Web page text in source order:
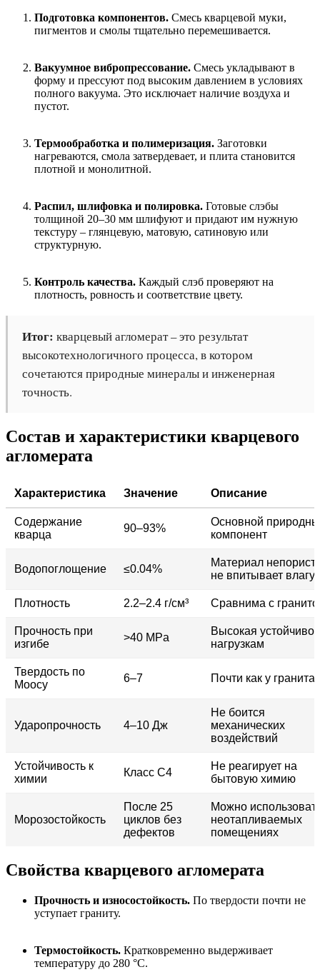
Подготовка компонентов. Смесь кварцевой муки,
пигментов и смолы тщательно перемешивается.
Вакуумное вибропрессование. Смесь укладывают в
форму и прессуют под высоким давлением в условиях
полного вакуума. Это исключает наличие воздуха и
пустот.
Термообработка и полимеризация. Заготовки
нагреваются, смола затвердевает, и плита становится
плотной и монолитной.
Распил, шлифовка и полировка. Готовые слэбы
толщиной 20–30 мм шлифуют и придают им нужную
текстуру – глянцевую, матовую, сатиновую или
структурную.
Контроль качества. Каждый слэб проверяют на
плотность, ровность и соответствие цвету.
Итог: кварцевый агломерат – это результат
высокотехнологичного процесса, в котором
сочетаются природные минералы и инженерная
точность.
Состав и характеристики кварцевого
агломерата
Характеристика Значение Описание
Содержание
кварца
90–93%
Основной
компонент
Водопоглощение ≤0.04%
Материал
не впитывает влагу
Плотность 2.2–2.4 г/см³ Сравнима с
Прочность при
изгибе
>40 MPa
Высокая
нагрузкам
Твердость по
Моосу
6–7 Почти как у гранита
Ударопрочность 4–10 Дж
Не боится
механических
воздействий
Устойчивость к
химии
Класс C4
Не реагирует на
бытовую химию
Морозостойкость
После 25
циклов без
дефектов
Можно
неотапливаемых
помещениях
Свойства кварцевого агломерата
Прочность и износостойкость. По твердости почти не
уступает граниту.
Термостойкость. Кратковременно выдерживает
температуру до 280 °C.